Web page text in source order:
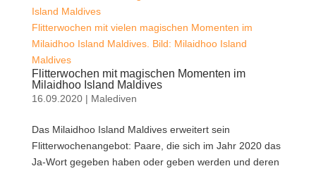
Flitterwochen mit vielen magischen Momenten im
Milaidhoo Island Maldives. Bild: Milaidhoo Island
Maldives
Flitterwochen mit magischen Momenten im
Milaidhoo Island Maldives
16.09.2020| Malediven
Das Milaidhoo Island Maldives erweitert sein
Flitterwochenangebot: Paare, die sich im Jahr 2020 das
Ja-Wort gegeben haben oder geben werden und deren